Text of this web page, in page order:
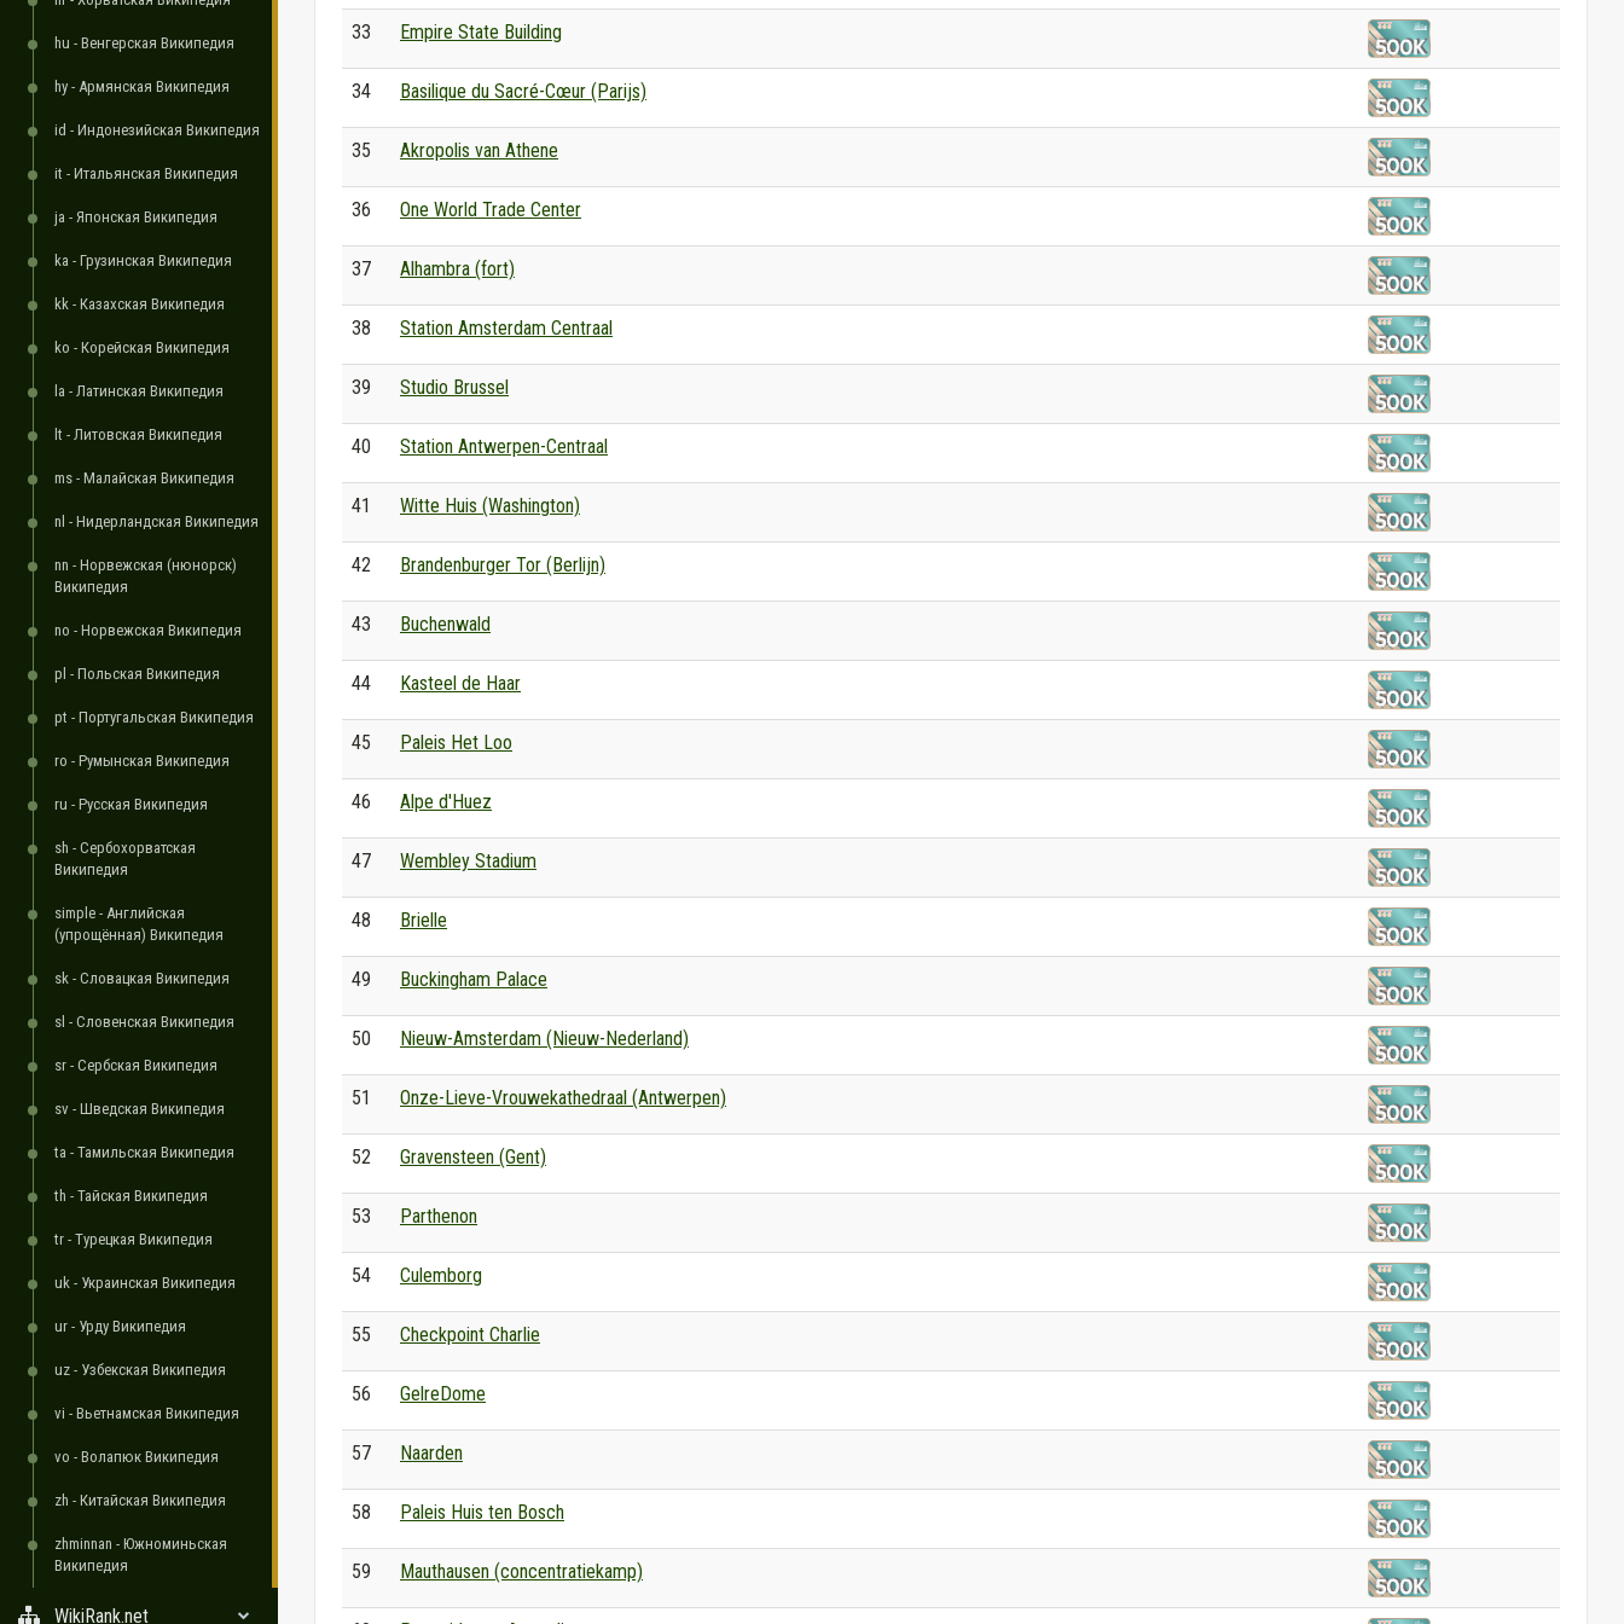
hu - Венгерская Википедия
hy - Армянская Википедия
id - Индонезийская Википедия
it - Итальянская Википедия
ja - Японская Википедия
ka - Грузинская Википедия
kk - Казахская Википедия
ko - Корейская Википедия
la - Латинская Википедия
lt - Литовская Википедия
ms - Малайская Википедия
nl - Нидерландская Википедия
nn - Норвежская (нюнорск)
Википедия
no - Норвежская Википедия
pl - Польская Википедия
pt - Португальская Википедия
ro - Румынская Википедия
ru - Русская Википедия
sh - Сербохорватская
Википедия
simple - Английская
(упрощённая) Википедия
sk - Словацкая Википедия
sl - Словенская Википедия
sr - Сербская Википедия
sv - Шведская Википедия
ta - Тамильская Википедия
th - Тайская Википедия
tr - Турецкая Википедия
uk - Украинская Википедия
ur - Урду Википедия
uz - Узбекская Википедия
vi - Вьетнамская Википедия
vo - Волапюк Википедия
zh - Китайская Википедия
zhminnan - Южноминьская
Википедия
WikiRank.net
33 Empire State Building
34 Basilique du Sacré-Cœur (Parijs)
35 Akropolis van Athene
36 One World Trade Center
37 Alhambra (fort)
38 Station Amsterdam Centraal
39 Studio Brussel
40 Station Antwerpen-Centraal
41 Witte Huis (Washington)
42 Brandenburger Tor (Berlijn)
43 Buchenwald
44 Kasteel de Haar
45 Paleis Het Loo
46 Alpe d'Huez
47 Wembley Stadium
48 Brielle
49 Buckingham Palace
50 Nieuw-Amsterdam (Nieuw-Nederland)
51 Onze-Lieve-Vrouwekathedraal (Antwerpen)
52 Gravensteen (Gent)
53 Parthenon
54 Culemborg
55 Checkpoint Charlie
56 GelreDome
57 Naarden
58 Paleis Huis ten Bosch
59 Mauthausen (concentratiekamp)